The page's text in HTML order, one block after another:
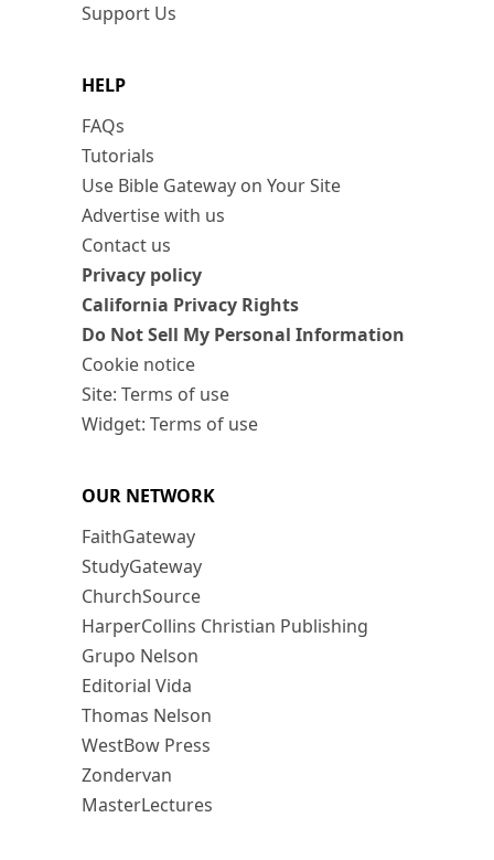
Support Us
HELP
FAQs
Tutorials
Use Bible Gateway on Your Site
Advertise with us
Contact us
Privacy policy
California Privacy Rights
Do Not Sell My Personal Information
Cookie notice
Site: Terms of use
Widget: Terms of use
OUR NETWORK
FaithGateway
StudyGateway
ChurchSource
HarperCollins Christian Publishing
Grupo Nelson
Editorial Vida
Thomas Nelson
WestBow Press
Zondervan
MasterLectures